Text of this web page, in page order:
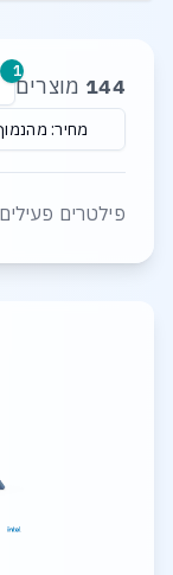
144 מוצרים
1
מחיר:
פילטרים